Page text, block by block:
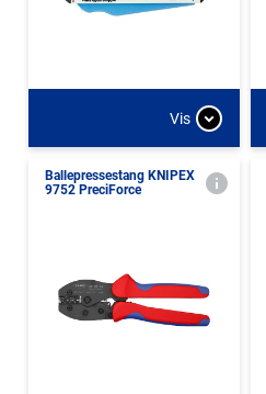
Vis
Ballepressestang KNIPEX
9752 PreciForce